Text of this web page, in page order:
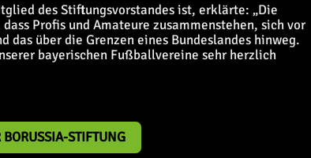
des Stiftungsvorstandes ist, erklärte: „Die
Profis und Amateure zusammenstehen, sich vor
über die Grenzen eines Bundeslandes hinweg.
bayerischen Fußballvereine sehr herzlich
STIFTUNG